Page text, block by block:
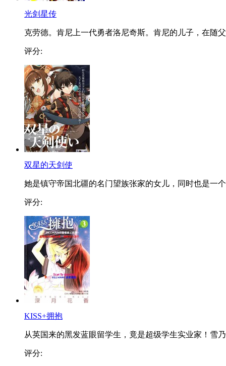
光剑星传
克劳德。肯尼上一代勇者洛尼奇斯。肯尼的儿子，在随
评分:
双星的天剑使
她是镇守帝国北疆的名门望族张家的女儿，同时也是一
评分:
KISS+拥抱
从英国来的黑发蓝眼留学生，竟是超级学生实业家！雪
评分: